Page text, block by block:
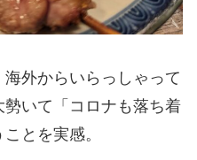
外からいらっしゃって
いて「コロナも落ち着
とを実感。